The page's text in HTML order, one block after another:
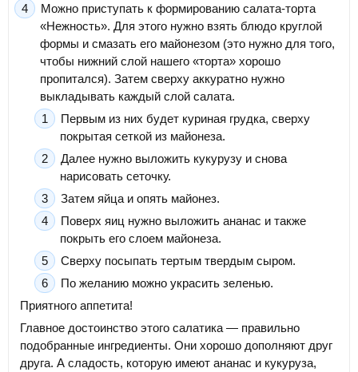
Можно приступать к формированию салата-торта
«Нежность». Для этого нужно взять блюдо круглой
формы и смазать его майонезом (это нужно для того,
чтобы нижний слой нашего «торта» хорошо
пропитался). Затем сверху аккуратно нужно
выкладывать каждый слой салата.
Первым из них будет куриная грудка, сверху
покрытая сеткой из майонеза.
Далее нужно выложить кукурузу и снова
нарисовать сеточку.
Затем яйца и опять майонез.
Поверх яиц нужно выложить ананас и также
покрыть его слоем майонеза.
Сверху посыпать тертым твердым сыром.
По желанию можно украсить зеленью.
Приятного аппетита!
Главное достоинство этого салатика — правильно
подобранные ингредиенты. Они хорошо дополняют друг
друга. А сладость, которую имеют ананас и кукуруза,